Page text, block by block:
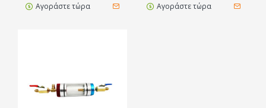
Αγοράστε τώρα Αγοράστε τώρα